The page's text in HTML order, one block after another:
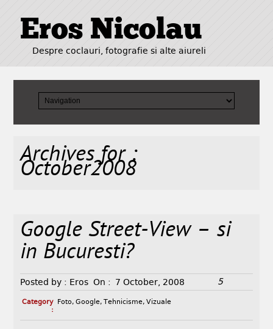
Eros Nicolau
Despre coclauri, fotografie si alte aiureli
Archives for :
October2008
Google Street-View – si
in Bucuresti?
Posted by : Eros On : 7 October, 2008 5
Category
:
Foto, Google, Tehnicisme, Vizuale